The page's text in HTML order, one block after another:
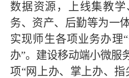
数据资源，上线集教
务、资产、后勤等为一
实现师生各项业务办理
办”。建设移动端小微服
项“网上办、掌上办、